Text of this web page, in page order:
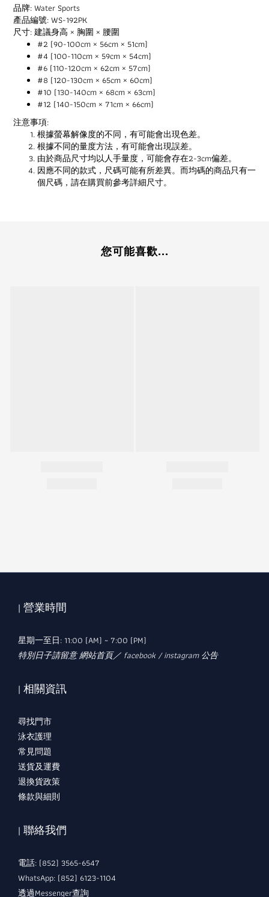
品牌: Water Sports
產品編號: WS-192PK
尺寸: 建議身高 × 胸圍 × 腰圍
#2 (90-100cm × 56cm × 51cm)
#4 (100-110cm × 59cm × 54cm)
#6 (110-120cm × 62cm × 57cm)
#8 (120-130cm × 65cm × 60cm)
#10 (130-140cm × 68cm × 63cm)
#12 (140-150cm × 71cm × 66cm)
注意事項:
根據螢幕解像度的不同，有可能會出現色差。
根據不同的量度方法，有可能會出現誤差。
由於商品尺寸均以人手量度，可能會存在2-3cm偏差。
因應不同的款式，尺碼可能有所差異。而均碼的商品只有一
個尺碼，請在購買前參考詳細尺寸。
您可能喜歡...
| 營業時間
星期一至日: 11:00 (AM) ~ 7:00 (PM)
特別日子請留意 網站首頁／ facebook / instagram 公告
| 相關資訊
尋找門市
泳衣護理
常見問題
送貨及運費
退換貨政策
條款與細則
| 聯絡我們
電話: (852) 3565-6547
WhatsApp: (852) 6123-1104
透過Messenger查詢